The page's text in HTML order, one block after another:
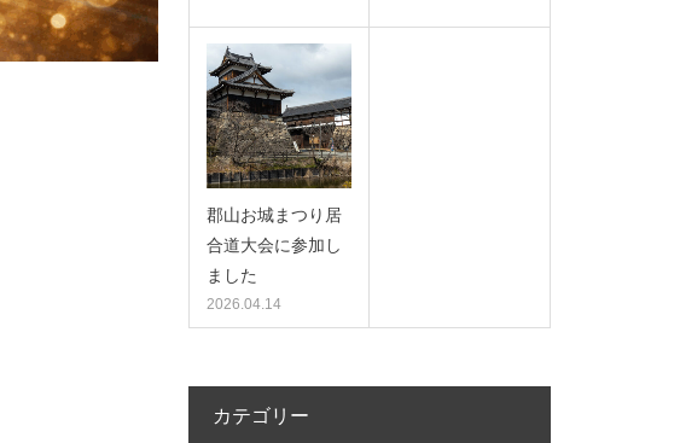
郡山お城まつり居
合道大会に参加し
ました
2026.04.14
カテゴリー